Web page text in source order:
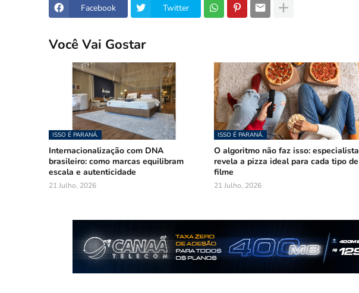
Facebook Twitter
Você Vai Gostar
ISSO É PARANÁ.
Internacionalização com DNA
brasileiro: como marcas equilibram
escala e autenticidade
21 Julho, 2026
ISSO É PARANÁ.
O algoritmo não faz isso: especialista
revela a pizza ideal para cada tipo de
filme
21 Julho, 2026